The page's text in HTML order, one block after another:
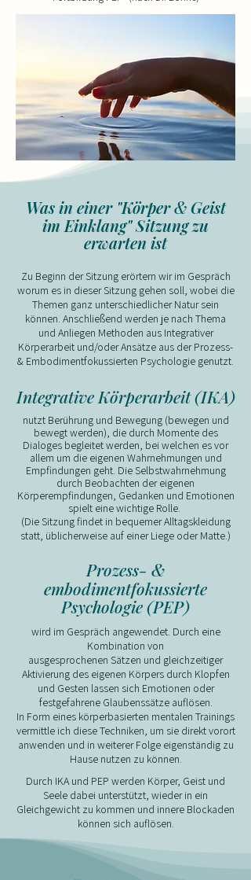
Was in einer "Körper&Geist
im Einklang" Sitzung zu
erwarten ist
​Zu Beginn der Sitzung erörtern wir im Gespräch
worum es in dieser Sitzung gehen soll, wobei die
Themen ganz unterschiedlicher Natur sein
können. Anschließend werden je nach Thema
und Anliegen Methoden aus Integrativer
Körperarbeit und/oder Ansätze aus der Prozess-
& Embodimentfokussierten Psychologie genutzt.
​Integrative Körperarbeit (IKA)
nutzt Berührung und Bewegung (bewegen und
bewegt werden), die durch Momente des
Dialoges begleitet werden, bei welchen es vor
allem um die eigenen Wahrnehmungen und
Empfindungen geht. Die Selbstwahrnehmung
durch Beobachten der eigenen
Körperempfindungen, Gedanken und Emotionen
spielt eine wichtige Rolle.
(Die Sitzung findet in bequemer Alltagskleidung
statt, üblicherweise auf einer Liege oder Matte.)
Prozess- &
embodimentfokussierte
Psychologie (PEP)
wird im Gespräch angewendet. Durch eine
Kombination von
ausgesprochenen Sätzen und gleichzeitiger
Aktivierung des eigenen Körpers durch Klopfen
und Gesten lassen sich Emotionen oder
festgefahrene Glaubenssätze auflösen.
In Form eines körperbasierten mentalen Trainings
vermittle ich diese Techniken, um sie direkt vorort
anwenden und in weiterer Folge eigenständig zu
Hause nutzen zu können.
Durch IKA und PEP werden Körper, Geist und
Seele dabei unterstützt, wieder in ein
Gleichgewicht zu kommen und innere Blockaden
können sich auflösen.